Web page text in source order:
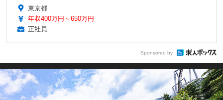
東京都
年収400万円～650万円
正社員
Sponsored by